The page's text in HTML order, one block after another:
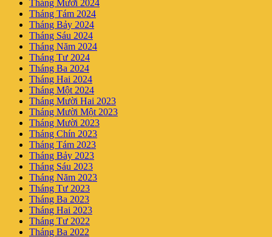
Tháng Mười 2024
Tháng Tám 2024
Tháng Bảy 2024
Tháng Sáu 2024
Tháng Năm 2024
Tháng Tư 2024
Tháng Ba 2024
Tháng Hai 2024
Tháng Một 2024
Tháng Mười Hai 2023
Tháng Mười Một 2023
Tháng Mười 2023
Tháng Chín 2023
Tháng Tám 2023
Tháng Bảy 2023
Tháng Sáu 2023
Tháng Năm 2023
Tháng Tư 2023
Tháng Ba 2023
Tháng Hai 2023
Tháng Tư 2022
Tháng Ba 2022